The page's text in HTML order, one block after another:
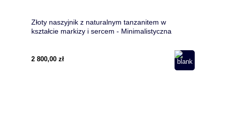
Złoty naszyjnik z naturalnym tanzanitem w
kształcie markizy i sercem - Minimalistyczna
2 800,00 zł